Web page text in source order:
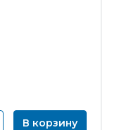
В корзину